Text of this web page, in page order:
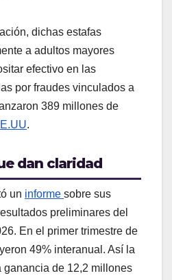
dichas estafas
a adultos mayores
efectivo en las
por fraudes vinculados a
389 millones de
.
dan claridad
un informe sobre sus
preliminares del
En el primer trimestre de
49% interanual. Así la
ganancia de 12,2 millones